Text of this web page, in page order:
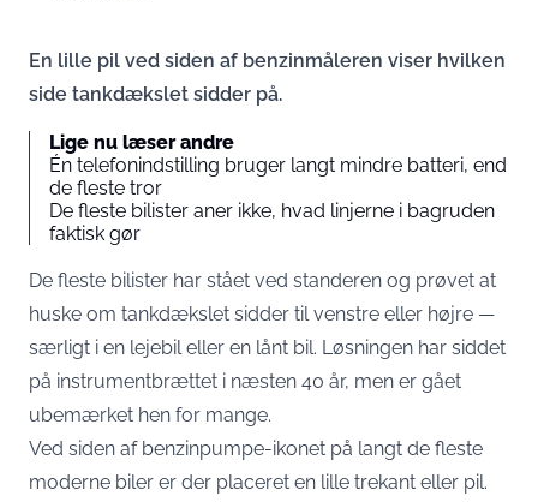
En lille pil ved siden af benzinmåleren viser hvilken
side tankdækslet sidder på.
Lige nu læser andre
Én telefonindstilling bruger langt mindre batteri, end
de fleste tror
De fleste bilister aner ikke, hvad linjerne i bagruden
faktisk gør
De fleste bilister har stået ved standeren og prøvet at
huske om tankdækslet sidder til venstre eller højre —
særligt i en lejebil eller en lånt bil. Løsningen har siddet
på instrumentbrættet i næsten 40 år, men er gået
ubemærket hen for mange.
Ved siden af benzinpumpe-ikonet på langt de fleste
moderne biler er der placeret en lille trekant eller pil.